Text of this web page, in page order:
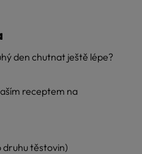
den chutnat ještě lépe?
receptem na
druhu těstovin)